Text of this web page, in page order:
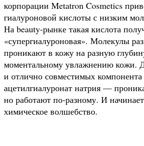
корпорации Metatron Cosmetics
гиалуроновой кислоты с низким
На beauty-рынке такая кислота
«супергиалуроновая». Молекулы
проникают в кожу на разную
моментальному увлажнению кожи.
и отлично совместимых компонента
ацетилгиалуронат натрия —
но работают по-разному. И
химическое волшебство.